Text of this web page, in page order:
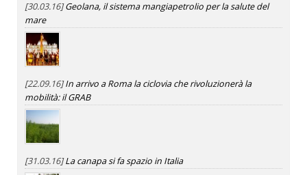
[30.03.16]Geolana, il sistema mangiapetrolio per la salute del
mare
[22.09.16]In arrivo a Roma la ciclovia che rivoluzionerà la
mobilità: il GRAB
[31.03.16]La canapa si fa spazio in Italia